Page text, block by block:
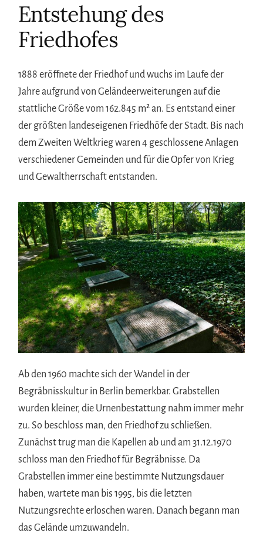
Entstehung des
Friedhofes
1888 eröffnete der Friedhof und wuchs im Laufe der
Jahre aufgrund von Geländeerweiterungen auf die
stattliche Größe vom 162.845 m² an. Es entstand einer
der größten landeseigenen Friedhöfe der Stadt. Bis nach
dem Zweiten Weltkrieg waren 4 geschlossene Anlagen
verschiedener Gemeinden und für die Opfer von Krieg
und Gewaltherrschaft entstanden.
Ab den 1960 machte sich der Wandel in der
Begräbnisskultur in Berlin bemerkbar. Grabstellen
wurden kleiner, die Urnenbestattung nahm immer mehr
zu. So beschloss man, den Friedhof zu schließen.
Zunächst trug man die Kapellen ab und am 31.12.1970
schloss man den Friedhof für Begräbnisse. Da
Grabstellen immer eine bestimmte Nutzungsdauer
haben, wartete man bis 1995, bis die letzten
Nutzungsrechte erloschen waren. Danach begann man
das Gelände umzuwandeln.